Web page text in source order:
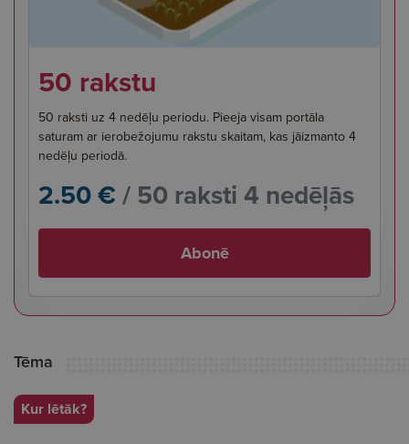
50 rakstu
50 raksti uz 4 nedēļu periodu. Pieeja visam portāla
saturam ar ierobežojumu rakstu skaitam, kas jāizmanto 4
nedēļu periodā.
2.50 €/ 50 raksti 4 nedēļās
Abonē
Tēma
Kur lētāk?